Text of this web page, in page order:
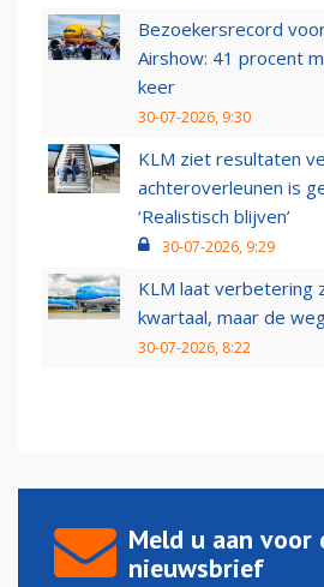
Bezoekersrecord
Airshow: 41 procent
keer
30-07-2026, 9:30
KLM ziet resultaten
achteroverleunen is
‘Realistisch blijven’
30-07-2026, 9:29
KLM laat verbetering
kwartaal, maar de
30-07-2026, 8:22
Meld u aan voor
nieuwsbrief